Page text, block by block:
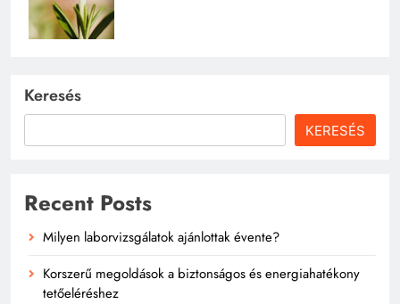
Keresés
KERESÉS
Recent Posts
Milyen laborvizsgálatok ajánlottak évente?
Korszerű megoldások a biztonságos és energiahatékony
tetőeléréshez